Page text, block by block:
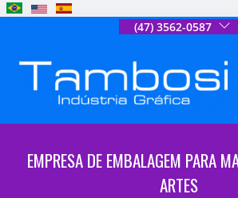
(47) 3562-0587
EMPRESA DE EMBALAGEM PARA
ARTES